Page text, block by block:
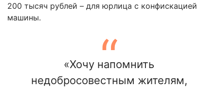
200 тысяч рублей – для юрлица с конфискацией
машины.
«Хочу напомнить
недобросовестным жителям,